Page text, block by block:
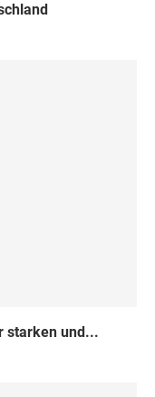
starken und...